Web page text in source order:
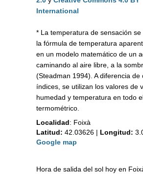
International
* La temperatura de sensación se
la fórmula de temperatura
en un modelo matemático de un
caminando al aire libre, a la
(Steadman 1994). A diferencia de
índices, se utilizan los valores de
humedad y temperatura en todo
termométrico.
Localidad: Foixà
Latitud: 42.03626 | Longitud:
Google map
Hora de salida del sol hoy en